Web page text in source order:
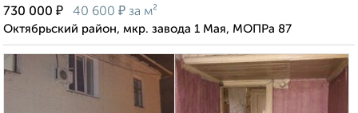
730 000 ₽ 40 600 ₽ за м²
Октябрьский район, мкр. завода 1 Мая, МОПРа 87